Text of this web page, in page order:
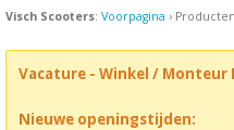
Visch Scooters: Voorpagina › Producten
Vacature - Winkel / Monteur
Nieuwe openingstijden: